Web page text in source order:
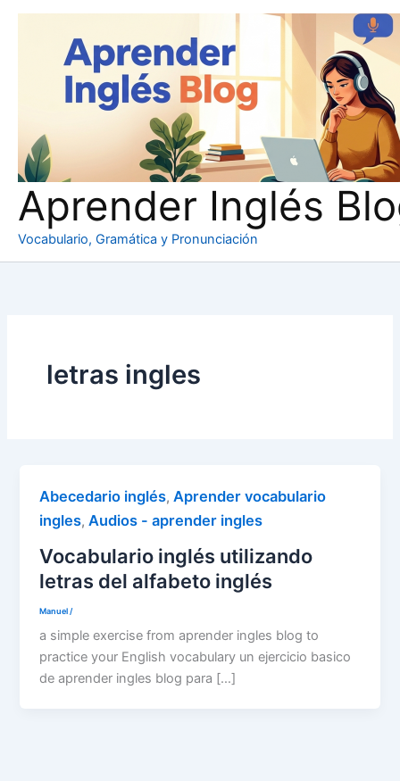
Aprender Inglés
Vocabulario, Gramática y Pronunciación
letras ingles
Abecedario inglés,Aprender vocabulario
ingles,Audios - aprender ingles
Vocabulario inglés utilizando
letras del alfabeto inglés
Manuel/
a simple exercise from aprender ingles blog to
practice your English vocabulary un ejercicio basico
de aprender ingles blog para […]